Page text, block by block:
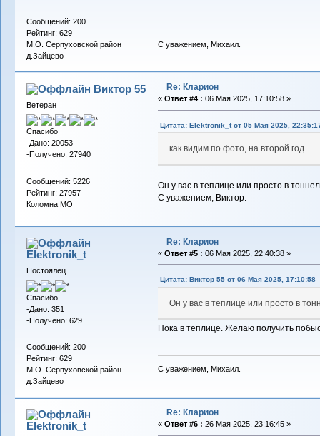
Сообщений: 200
Рейтинг: 629
М.О. Серпуховской район
д.Зайцево
С уважением, Михаил.
Виктор 55
Ветеран
Спасибо
-Дано: 20053
-Получено: 27940
Сообщений: 5226
Рейтинг: 27957
Коломна МО
Re: Кларион
« Ответ #4 : 06 Мая 2025, 17:10:58 »
Цитата: Elektronik_t от 05 Мая 2025,
как видим по фото, на второй год
Он у вас в теплице или просто в
С уважением, Виктор.
Elektronik_t
Постоялец
Спасибо
-Дано: 351
-Получено: 629
Сообщений: 200
Рейтинг: 629
М.О. Серпуховской район
д.Зайцево
Re: Кларион
« Ответ #5 : 06 Мая 2025, 22:40:38 »
Цитата: Виктор 55 от 06 Мая 2025, 17:10:58
Он у вас в теплице или просто в
Пока в теплице. Желаю получить
С уважением, Михаил.
Elektronik_t
Re: Кларион
« Ответ #6 : 26 Мая 2025, 23:16:45 »